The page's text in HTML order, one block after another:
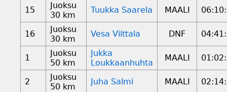
15
Juoksu
30 km
Tuukka Saarela MAALI
16
Juoksu
30 km
Vesa Viittala DNF
1
Juoksu
50 km
Jukka
Loukkaanhuhta
MAALI
2
Juoksu
50 km
Juha Salmi MAALI